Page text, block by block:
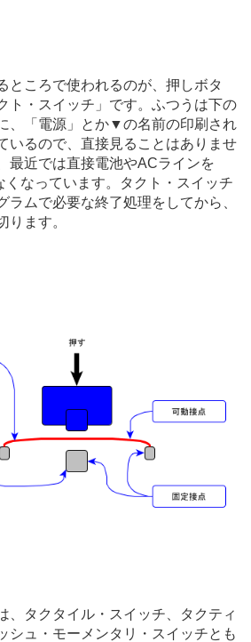
ころで使われるのが、押しボタ
ト・スイッチ」です。ふつうは下の
、「電源」とか▼の名前の印刷され
いるので、直接見ることはありませ
最近では直接電池やACラインを
くなっています。タクト・スイッチ
ラムで必要な終了処理をしてから、
ります。
タクタイル・スイッチ、タクティ
シュ・モーメンタリ・スイッチとも